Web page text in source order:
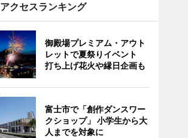
アクセスランキング
御殿場プレミアム・アウト
レットで夏祭りイベント
打ち上げ花火や縁日企画も
富士市で「創作ダンスワー
クショップ」 小学生から大
人までを対象に